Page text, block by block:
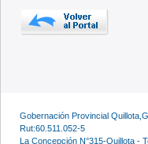
Gobernación Provincial
Rut:60.511.052-5
La Concepción N°315-Quillota -